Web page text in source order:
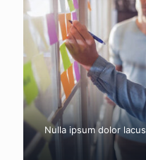
Nulla ipsum dolor lacus